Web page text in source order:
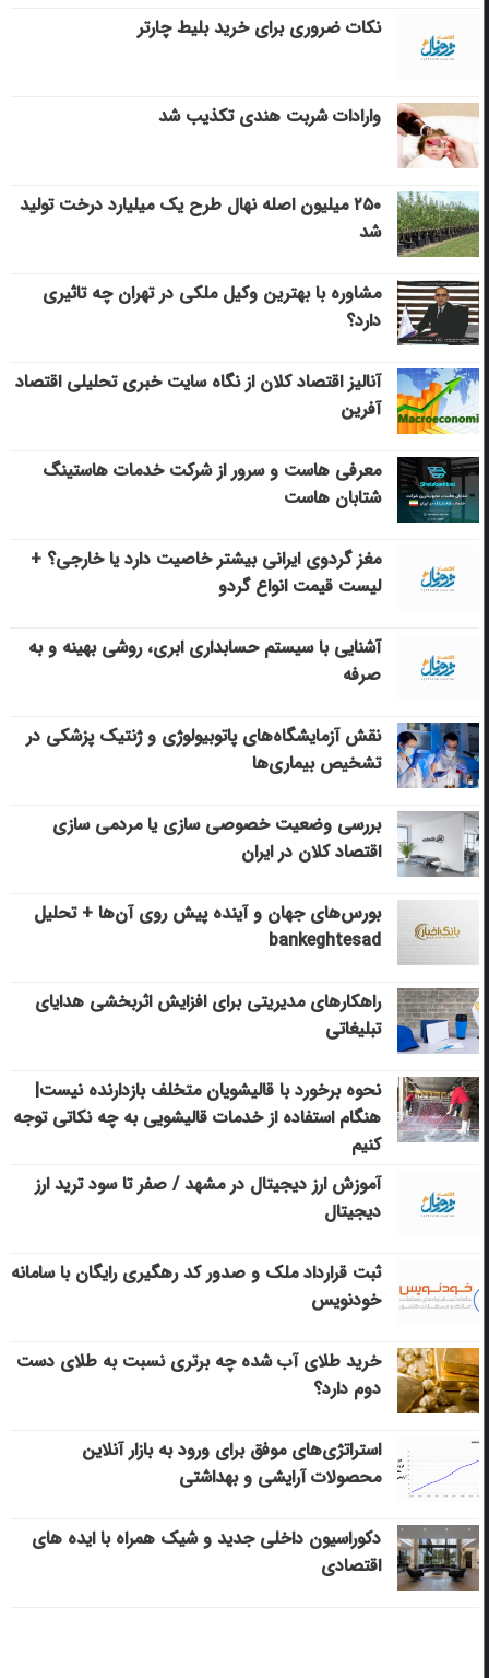
نکات ضروری برای خرید بلیط چارتر
وارادات شربت هندی تکذیب شد
۲۵۰ میلیون اصله نهال طرح یک میلیارد درخت تولید
شد
مشاوره با بهترین وکیل ملکی در تهران چه تاثیری
دارد؟
آنالیز اقتصاد کلان از نگاه سایت خبری تحلیلی اقتصاد
آفرین
معرفی هاست و سرور از شرکت خدمات هاستینگ
شتابان هاست
مغز گردوی ایرانی بیشتر خاصیت دارد یا خارجی؟ +
لیست قیمت انواع گردو
آشنایی با سیستم حسابداری ابری، روشی بهینه و به
صرفه
نقش آزمایشگاه‌های پاتوبیولوژی و ژنتیک پزشکی در
تشخیص بیماری‌ها
بررسی وضعیت خصوصی سازی یا مردمی سازی
اقتصاد کلان در ایران
بورس‌های جهان و آینده پیش روی آن‌ها + تحلیل
bankeghtesad
راهکارهای مدیریتی برای افزایش اثربخشی هدایای
تبلیغاتی
نحوه برخورد با قالیشویان متخلف بازدارنده نیست|
هنگام استفاده از خدمات قالیشویی به چه نکاتی توجه
کنیم
آموزش ارز دیجیتال در مشهد / صفر تا سود ترید ارز
دیجیتال
ثبت قرارداد ملک و صدور کد رهگیری رایگان با سامانه
خودنویس
خرید طلای آب شده چه برتری نسبت به طلای دست
دوم دارد؟
استراتژی‌های موفق برای ورود به بازار آنلاین
محصولات آرایشی و بهداشتی
دکوراسیون داخلی جدید و شیک همراه با ایده های
اقتصادی